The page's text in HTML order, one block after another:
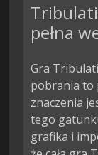
pełna
Gra
pobrania to
znaczenia
tego
grafika i